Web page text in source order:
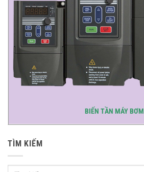
BIẾN TẦN MÁY BƠM
TÌM KIẾM